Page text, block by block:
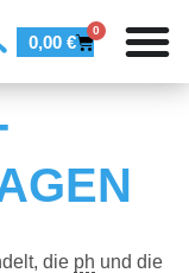
0,00 €
0
die ph und die